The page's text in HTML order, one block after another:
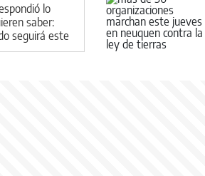
lo
saber:
seguirá este
en